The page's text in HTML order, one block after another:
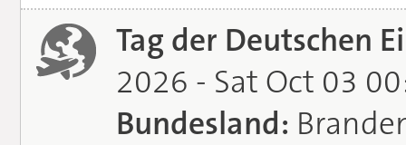
Tag der Deutschen
2026 - Sat Oct 03
Bundesland: